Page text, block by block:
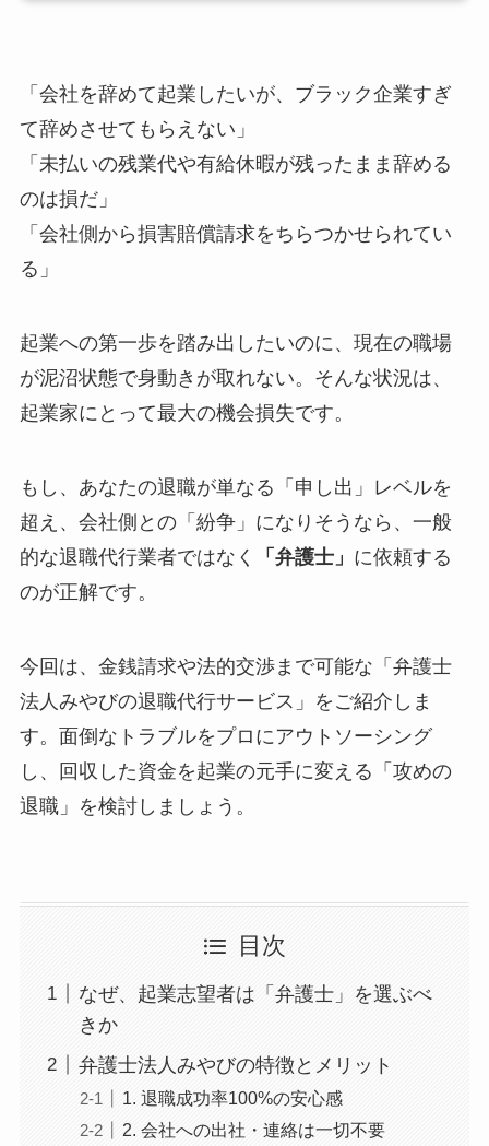
「会社を辞めて起業したいが、ブラック企業すぎ
て辞めさせてもらえない」
「未払いの残業代や有給休暇が残ったまま辞める
のは損だ」
「会社側から損害賠償請求をちらつかせられてい
る」
起業への第一歩を踏み出したいのに、現在の職場
が泥沼状態で身動きが取れない。そんな状況は、
起業家にとって最大の機会損失です。
もし、あなたの退職が単なる「申し出」レベルを
超え、会社側との「紛争」になりそうなら、一般
的な退職代行業者ではなく
「弁護士」 に依頼する
のが正解です。
今回は、金銭請求や法的交渉まで可能な「弁護士
法人みやびの退職代行サービス」をご紹介しま
す。面倒なトラブルをプロにアウトソーシング
し、回収した資金を起業の元手に変える「攻めの
退職」を検討しましょう。
目次
なぜ、起業志望者は「弁護士」を選ぶべ
きか
弁護士法人みやびの特徴とメリット
1. 退職成功率100%の安心感
2. 会社への出社・連絡は一切不要